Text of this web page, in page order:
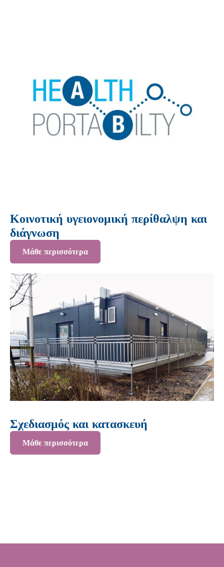
Κοινοτική υγειονομική περίθαλψη και
διάγνωση
Μάθε περισσότερα
Σχεδιασμός και κατασκευή
Μάθε περισσότερα